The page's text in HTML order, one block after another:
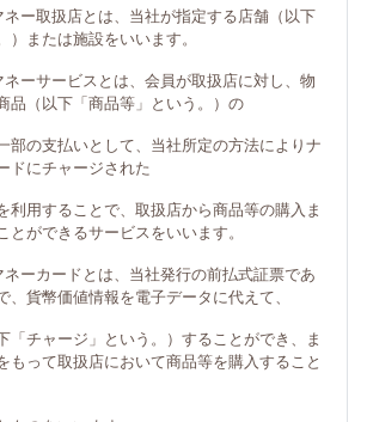
ネー取扱店とは、当社が指定する店舗（以下
）または施設をいいます。
ネーサービスとは、会員が取扱店に対し、物
品（以下「商品等」という。）の
部の支払いとして、当社所定の方法によりナ
ドにチャージされた
利用することで、取扱店から商品等の購入ま
とができるサービスをいいます。
ネーカードとは、当社発行の前払式証票であ
、貨幣価値情報を電子データに代えて、
「チャージ」という。）することができ、ま
もって取扱店において商品等を購入すること